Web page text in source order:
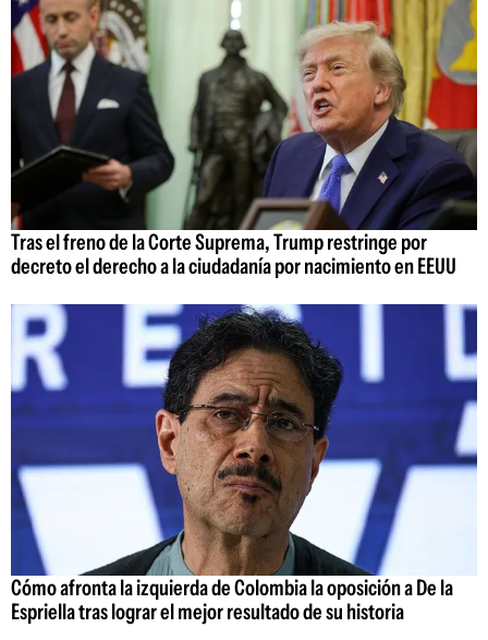
Tras el freno de la Corte Suprema, Trump restringe por
decreto el derecho a la ciudadanía por nacimiento en EEUU
Cómo afronta la izquierda de Colombia la oposición a De la
Espriella tras lograr el mejor resultado de su historia